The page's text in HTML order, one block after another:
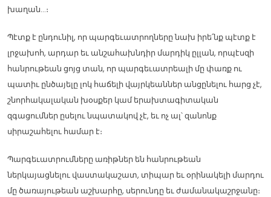
խաղան…։
Պէտք է ընդունիլ, որ պարգեւատրողները նախ իրե՛նք պէտք է
լրջախոհ, արդար եւ անշահախնդիր մարդիկ ըլլան, որպէսզի
հանրութեան ցոյց տան, որ պարգեւատրեալի մը փառք ու
պատիւ ընծայելը լոկ հաճելի վայրկեաններ անցընելու հարց չէ,
շնորհակալական խօսքեր կամ երախտագիտական
զգացումներ ըսելու նպատակով չէ, եւ ոչ ալ՝ զանոնք
սիրաշահելու համար է։
Պարգեւատրումները առիթներ են հանրութեան
ներկայացնելու վաստակաշատ, տիպար եւ օրինակելի մարդու
մը ծառայութեան աշխարհը, սերունդը եւ ժամանակաշրջանը։